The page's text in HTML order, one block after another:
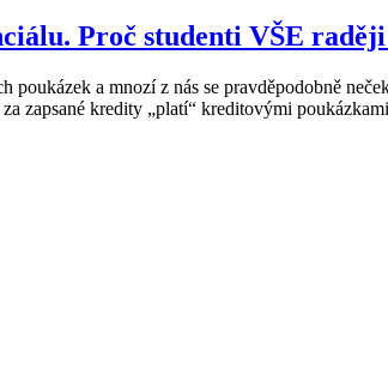
Proč studenti VŠE
poukázek a mnozí z nás se pravděpodobně
zapsané kredity „platí“ kreditovými